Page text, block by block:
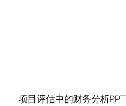
项目评估中的财务分析